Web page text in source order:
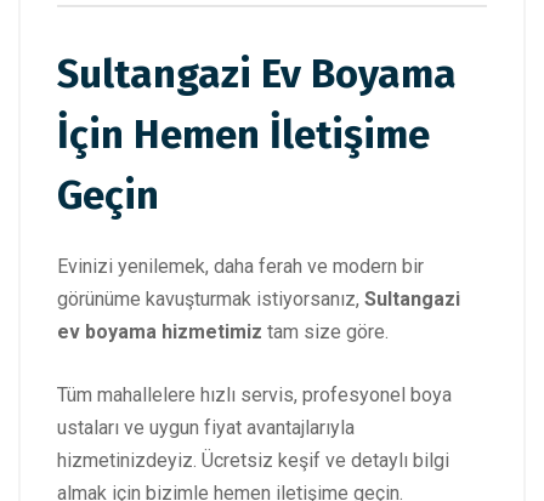
Sultangazi Ev Boyama
İçin Hemen İletişime
Geçin
Evinizi yenilemek, daha ferah ve modern bir
görünüme kavuşturmak istiyorsanız, Sultangazi
ev boyama hizmetimiz tam size göre.
Tüm mahallelere hızlı servis, profesyonel boya
ustaları ve uygun fiyat avantajlarıyla
hizmetinizdeyiz. Ücretsiz keşif ve detaylı bilgi
almak için bizimle hemen iletişime geçin.